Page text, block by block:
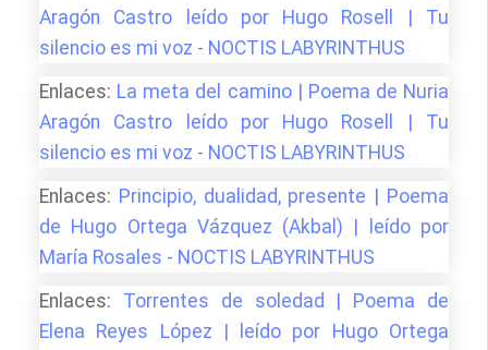
Aragón Castro leído por Hugo Rosell | Tu
silencio es mi voz - NOCTIS LABYRINTHUS
Enlaces: La meta del camino | Poema de Nuria
Aragón Castro leído por Hugo Rosell | Tu
silencio es mi voz - NOCTIS LABYRINTHUS
Enlaces: Principio, dualidad, presente | Poema
de Hugo Ortega Vázquez (Akbal) | leído por
María Rosales - NOCTIS LABYRINTHUS
Enlaces: Torrentes de soledad | Poema de
Elena Reyes López | leído por Hugo Ortega